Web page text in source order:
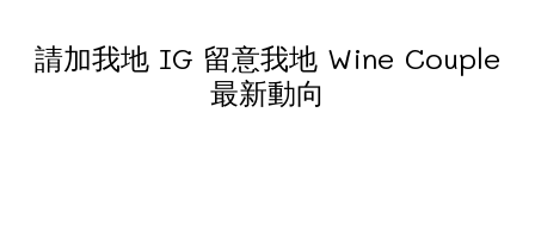
請加我地 IG 留意我地 Wine Couple
最新動向